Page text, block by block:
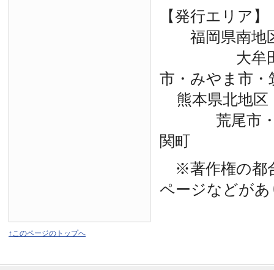
【発行エリア】
福岡県南地
大牟田市
市・みやま市・
熊本県北地区
荒尾市・玉
関町
※著作権の都
ページなどが
↑このページのトップへ